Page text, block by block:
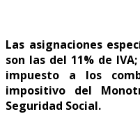
Las asignaciones
son las del 11% de
impuesto a los
impositivo del
Seguridad Social.